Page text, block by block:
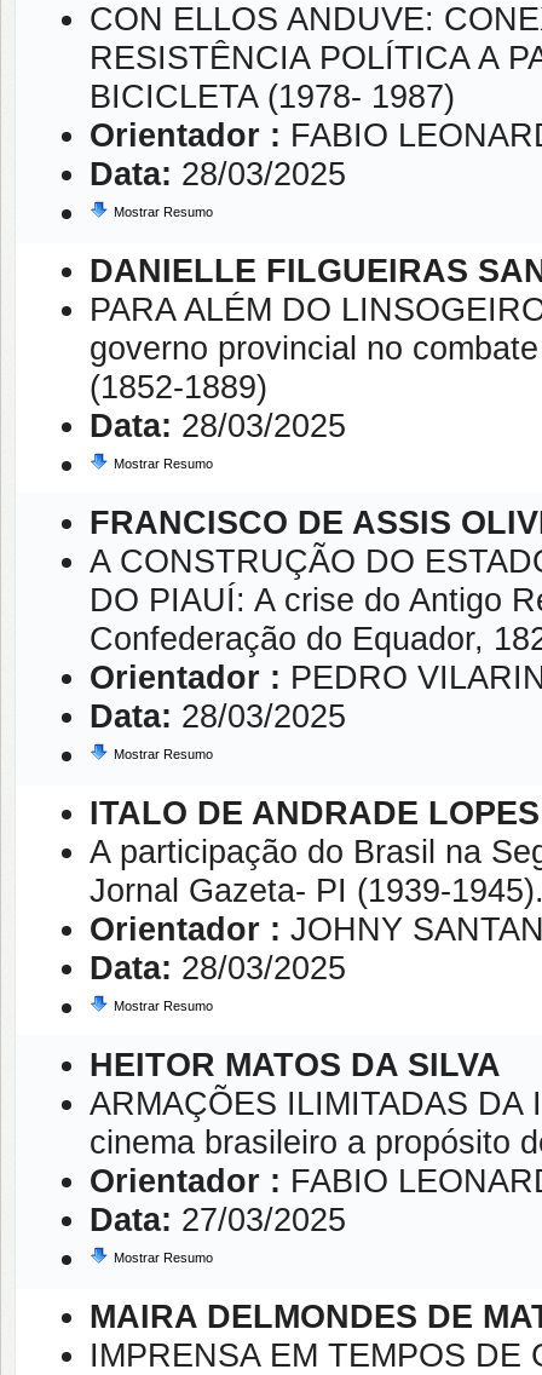
CON ELLOS ANDUVE:
RESISTÊNCIA POLÍTICA A
BICICLETA (1978- 1987)
Orientador : FABIO
Data: 28/03/2025
Mostrar Resumo
DANIELLE FILGUEIRAS
PARA ALÉM DO
governo provincial no
(1852-1889)
Data: 28/03/2025
Mostrar Resumo
FRANCISCO DE ASSIS
A CONSTRUÇÃO DO
DO PIAUÍ: A crise do Antigo
Confederação do Equador,
Orientador : PEDRO
Data: 28/03/2025
Mostrar Resumo
ITALO DE ANDRADE LOPES
A participação do Brasil na
Jornal Gazeta- PI (1939-
Orientador : JOHNY
Data: 28/03/2025
Mostrar Resumo
HEITOR MATOS DA SILVA
ARMAÇÕES ILIMITADAS DA
cinema brasileiro a propósito
Orientador : FABIO
Data: 27/03/2025
Mostrar Resumo
MAIRA DELMONDES DE
IMPRENSA EM TEMPOS